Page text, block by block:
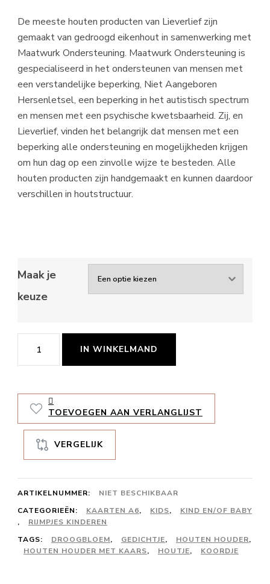
De meeste houten producten van Lieverlief zijn
gemaakt van gedroogd eikenhout in samenwerking met
Maatwurk Ondersteuning. Maatwurk Ondersteuning is
gespecialiseerd in het ondersteunen van mensen met
een verstandelijke beperking, Niet Aangeboren
Hersenletsel, een beperking in het autistisch spectrum
en mensen met een psychische kwetsbaarheid. Zij, en
Lieverlief, vinden het belangrijk dat mensen met een
beperking alle ondersteuning en mogelijkheden krijgen
om hun dag op een zinvolle wijze te besteden. Alle
houten producten zijn handgemaakt en kunnen daardoor
verschillen in houtstructuur.
Maak je
keuze
Elke
avond
IN WINKELMAND
TOEVOEGEN AAN VERLANGLIJST
VERGELIJK
ARTIKELNUMMER:
NIET BESCHIKBAAR
CATEGORIEËN:
KAARTEN A6, KIDS,
KIND EN/OF BABY
,
RIJMPJES KINDEREN
TAGS:
DROOGBLOEM, GEDICHTJE, HOUTEN HOUDER,
HOUTEN HOUDER MET KAARS, HOUTJE, KOORDJE